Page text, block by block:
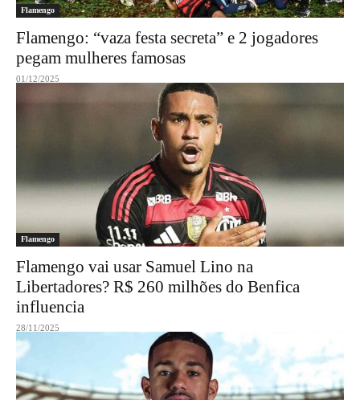
Flamengo
Flamengo: “vaza festa secreta” e 2 jogadores
pegam mulheres famosas
01/12/2025
Flamengo
Flamengo vai usar Samuel Lino na
Libertadores? R$ 260 milhões do Benfica
influencia
28/11/2025